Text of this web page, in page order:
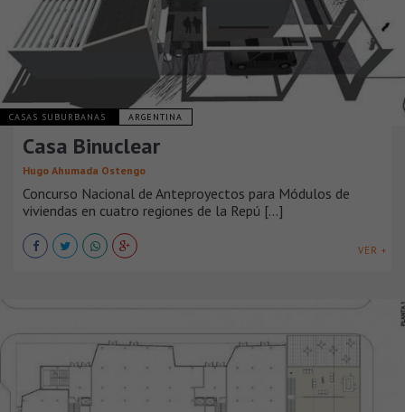
CASAS SUBURBANAS ARGENTINA
Casa Binuclear
Hugo Ahumada Ostengo
Concurso Nacional de Anteproyectos para Módulos de
viviendas en cuatro regiones de la Repú [...]
VER +